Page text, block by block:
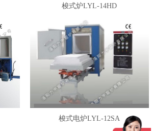
梭式炉LYL-14HD
梭式电炉LYL-12SA